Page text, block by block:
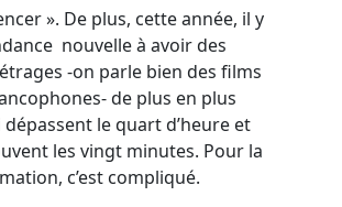
». De plus, cette année, il y
nouvelle à avoir des
-on parle bien des films
de plus en plus
le quart d’heure et
les vingt minutes. Pour la
c’est compliqué.